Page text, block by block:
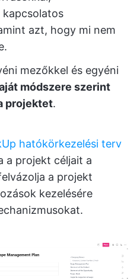
azt, hogy mi nem
mezőkkel és egyéni
módszere szerint
projektet.
hatókörkezelési terv
a projekt céljait a
a projekt
kezelésére